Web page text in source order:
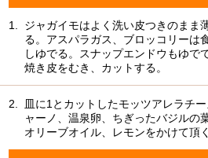
1.
ジャガイモはよく洗い皮つきのまま
る。アスパラガス、ブロッコリーは
しゆでる。スナップエンドウもゆで
焼き皮をむき、カットする。
2.
皿に1とカットしたモッツアレラチ
ャーノ、温泉卵、ちぎったバジルの
オリーブオイル、レモンをかけて頂く